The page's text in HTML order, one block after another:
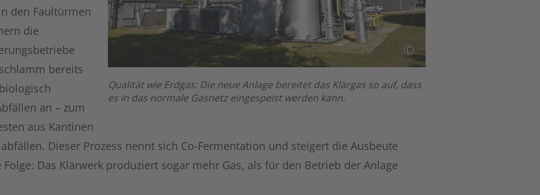
©
Qualität wie Erdgas: Die neue Anlage bereitet das Klärgas so auf, dass
es in das normale Gasnetz eingespeist werden kann.
den Faultürmen
die
bereits
an – zum
aus Kantinen
Dieser Prozess nennt sich Co-Fermentation und steigert die Ausbeute
Das Klärwerk produziert sogar mehr Gas, als für den Betrieb der Anlage